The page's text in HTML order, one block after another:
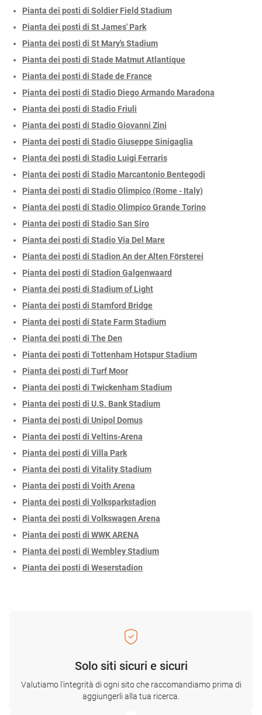
Pianta dei posti di Soldier Field Stadium
Pianta dei posti di St James' Park
Pianta dei posti di St Mary's Stadium
Pianta dei posti di Stade Matmut Atlantique
Pianta dei posti di Stade de France
Pianta dei posti di Stadio Diego Armando Maradona
Pianta dei posti di Stadio Friuli
Pianta dei posti di Stadio Giovanni Zini
Pianta dei posti di Stadio Giuseppe Sinigaglia
Pianta dei posti di Stadio Luigi Ferraris
Pianta dei posti di Stadio Marcantonio Bentegodi
Pianta dei posti di Stadio Olimpico (Rome - Italy)
Pianta dei posti di Stadio Olimpico Grande Torino
Pianta dei posti di Stadio San Siro
Pianta dei posti di Stadio Via Del Mare
Pianta dei posti di Stadion An der Alten Försterei
Pianta dei posti di Stadion Galgenwaard
Pianta dei posti di Stadium of Light
Pianta dei posti di Stamford Bridge
Pianta dei posti di State Farm Stadium
Pianta dei posti di The Den
Pianta dei posti di Tottenham Hotspur Stadium
Pianta dei posti di Turf Moor
Pianta dei posti di Twickenham Stadium
Pianta dei posti di U.S. Bank Stadium
Pianta dei posti di Unipol Domus
Pianta dei posti di Veltins-Arena
Pianta dei posti di Villa Park
Pianta dei posti di Vitality Stadium
Pianta dei posti di Voith Arena
Pianta dei posti di Volksparkstadion
Pianta dei posti di Volkswagen Arena
Pianta dei posti di WWK ARENA
Pianta dei posti di Wembley Stadium
Pianta dei posti di Weserstadion
Solo siti sicuri e sicuri
Valutiamo l'integrità di ogni sito che raccomandiamo prima di
aggiungerli alla tua ricerca.